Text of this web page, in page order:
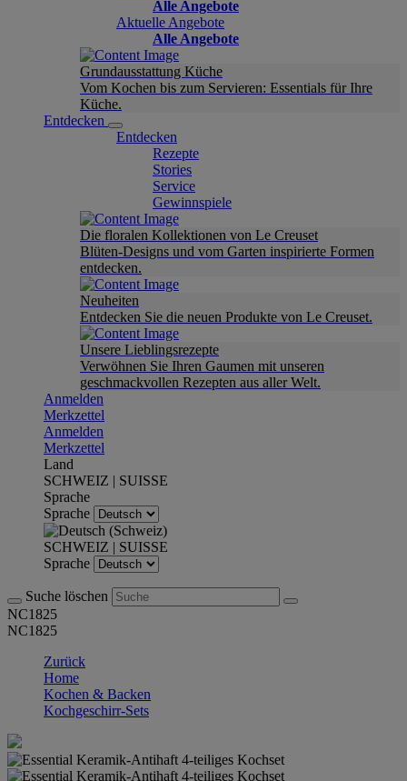
Alle Angebote
Aktuelle Angebote
Alle Angebote
Grundausstattung Küche
Vom Kochen bis zum Servieren: Essentials für Ihre
Küche.
Entdecken
Entdecken
Rezepte
Stories
Service
Gewinnspiele
Die floralen Kollektionen von Le Creuset
Blüten-Designs und vom Garten inspirierte Formen
entdecken.
Neuheiten
Entdecken Sie die neuen Produkte von Le Creuset.
Unsere Lieblingsrezepte
Verwöhnen Sie Ihren Gaumen mit unseren
geschmackvollen Rezepten aus aller Welt.
Anmelden
Merkzettel
Anmelden
Merkzettel
Land
SCHWEIZ | SUISSE
Sprache
Sprache
SCHWEIZ | SUISSE
Sprache
Suche löschen
NC1825
NC1825
Zurück
Home
Kochen & Backen
Kochgeschirr-Sets